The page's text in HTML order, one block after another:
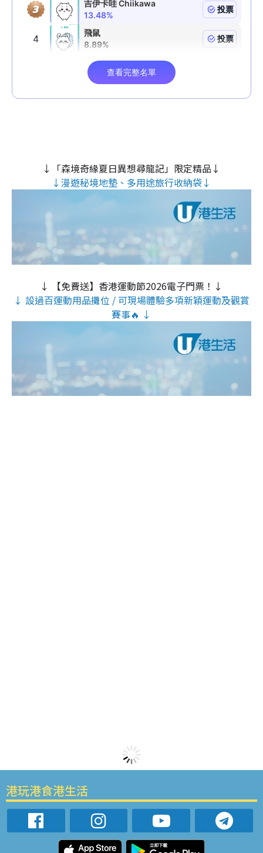
↓「森境奇緣夏日異想尋龍記」限定精品↓
↓漫遊秘境地墊、多用途旅行收納袋↓
↓ 【免費送】香港運動節2026電子門票！↓
↓ 設過百運動用品攤位 / 可現場體驗多項新穎運動及觀賞
賽事🔥 ↓
港玩港食港生活